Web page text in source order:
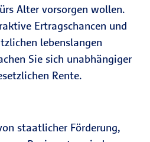
Alter vorsorgen wollen.
Ertragschancen und
lebenslangen
Sie sich unabhängiger
Rente.
staatlicher Förderung,